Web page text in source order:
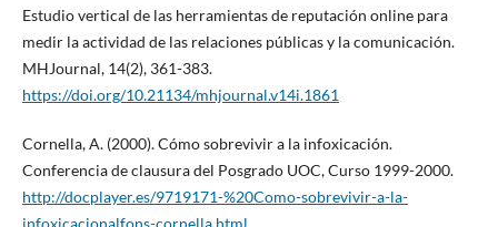
Estudio vertical de las herramientas de reputación online para
medir la actividad de las relaciones públicas y la comunicación.
MHJournal, 14(2), 361-383.
https://doi.org/10.21134/mhjournal.v14i.1861
Cornella, A. (2000). Cómo sobrevivir a la infoxicación.
Conferencia de clausura del Posgrado UOC, Curso 1999-2000.
http://docplayer.es/9719171-%20Como-sobrevivir-a-la-
infoxicacionalfons-cornella.html